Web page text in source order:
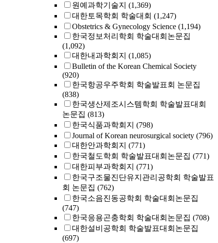
원예과학기술지 (1,369)
대한토목학회 학술대회 (1,247)
Obstetrics & Gynecology Science (1,194)
한국정보처리학회 학술대회논문집
(1,092)
대한내과학회지 (1,085)
Bulletin of the Korean Chemical Society
(920)
한국항공우주학회 학술발표회 논문집
(838)
한국생산제조시스템학회 학술발표대회
논문집 (813)
한국식품과학회지 (798)
Journal of Korean neurosurgical society (796)
대한안과학회지 (771)
한국철도학회 학술발표대회논문집 (771)
대한피부과학회지 (771)
한국구조물진단유지관리공학회 학술발표
회 논문집 (762)
한국소음진동공학회 학술대회논문집
(747)
한국응용곤충학회 학술대회논문집 (708)
대한설비공학회 학술발표대회논문집
(697)